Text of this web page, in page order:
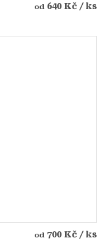
od 640 Kč / ks
od 700 Kč / ks